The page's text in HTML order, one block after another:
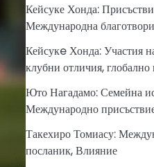
Кейсуке Хонда:
Международна
Кейсукe Хонда: Участия
клубни отличия, глобално
Юто Нагадамо: Семейна
Международно
Такехиро Томиасу:
посланик, Влияние